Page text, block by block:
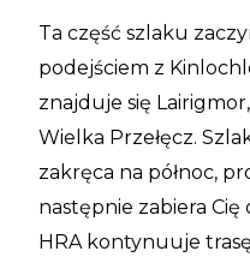
Ta część szlaku
podejściem z
znajduje się
Wielka Przełęcz.
zakręca na północ,
następnie zabiera Cię
HRA kontynuuje